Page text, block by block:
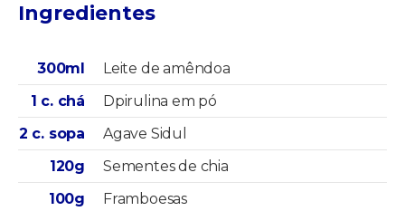
Ingredientes
300ml
Leite de amêndoa
1 c. chá
Dpirulina em pó
2 c. sopa
Agave Sidul
120g
Sementes de chia
100g
Framboesas